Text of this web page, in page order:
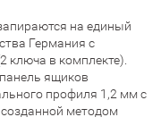
на единый
Германия с
ключа в комплекте).
ящиков
профиля 1,2 мм с
методом